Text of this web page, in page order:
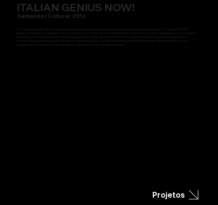
ITALIAN GENIUS NOW!
Santander Cultural, 2012
Com curadoria de Marco Bazzini, a exposição foi um trecho que testemunha 60 anos de produção da arte e do design italianos. A exposição foi uma
iniciativa da Unisinos e do Santander Cultural em parceria com o Centro de Arte Contemporânea Luigi Pecci (Prato, Itália). A Italian Genius Now foi criada no
Brasil depois de ter sido apresentada em Hanói, Cingapura, Seul, Tóquio, Taipei, Nova Delhi e Roma, e depois de ter representado oficialmente a arte
contemporânea no Pavilhão da Expo 2010 Itália em Xangai. Executamos o projeto expográfico para esta edição, aliando o rigor museográfico a uma
linguagem de cores marcantes como elemento de diálogo com as obras de design expostas.
Projetos